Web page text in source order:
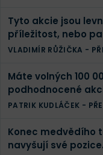
Tyto akcie jsou
příležitost, nebo
VLADIMÍR RŮŽIČKA -
Máte volných 100
podhodnocené
pozornost
PATRIK KUDLÁČEK -
Konec medvědího
navyšují své